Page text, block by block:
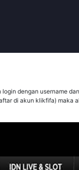
dengan username
di akun klikfifa)